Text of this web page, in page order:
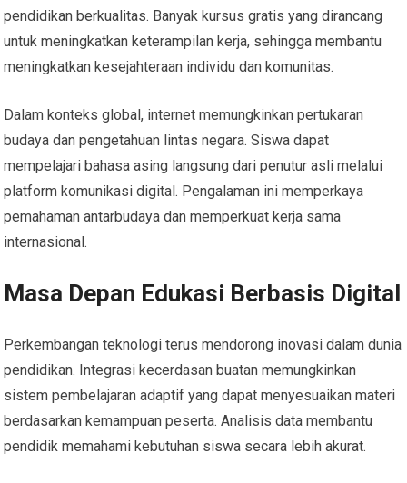
pendidikan berkualitas. Banyak kursus gratis yang dirancang
untuk meningkatkan keterampilan kerja, sehingga membantu
meningkatkan kesejahteraan individu dan komunitas.
Dalam konteks global, internet memungkinkan pertukaran
budaya dan pengetahuan lintas negara. Siswa dapat
mempelajari bahasa asing langsung dari penutur asli melalui
platform komunikasi digital. Pengalaman ini memperkaya
pemahaman antarbudaya dan memperkuat kerja sama
internasional.
Masa Depan Edukasi Berbasis Digital
Perkembangan teknologi terus mendorong inovasi dalam dunia
pendidikan. Integrasi kecerdasan buatan memungkinkan
sistem pembelajaran adaptif yang dapat menyesuaikan materi
berdasarkan kemampuan peserta. Analisis data membantu
pendidik memahami kebutuhan siswa secara lebih akurat.